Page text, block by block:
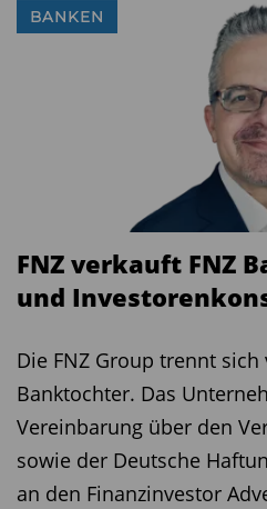
BANKEN
FNZ verkauft FNZ
und
Die FNZ Group trennt
Banktochter. Das
Vereinbarung über den
sowie der Deutsche
an den Finanzinvestor